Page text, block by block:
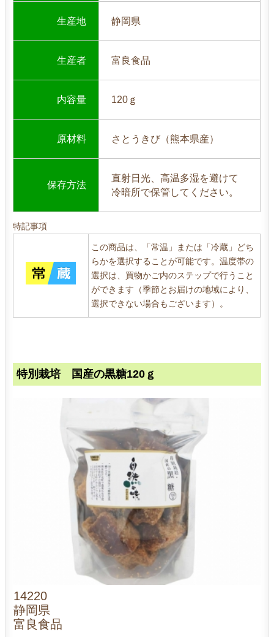
生産地 静岡県
生産者 富良食品
内容量 120ｇ
原材料 さとうきび（熊本県産）
保存方法
直射日光、高温多湿を避けて
冷暗所で保管してください。
特記事項
この商品は、「常温」または「冷蔵」どち
らかを選択することが可能です。温度帯の
選択は、買物かご内のステップで行うこと
ができます（季節とお届けの地域により、
選択できない場合もございます）。
特別栽培 国産の黒糖120ｇ
14220
静岡県
富良食品